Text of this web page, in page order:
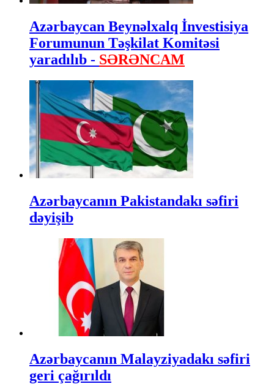
Azərbaycan Beynəlxalq İnvestisiya
Forumunun Təşkilat Komitəsi
yaradılıb - SƏRƏNCAM
Azərbaycanın Pakistandakı səfiri
dəyişib
Azərbaycanın Malayziyadakı səfiri
geri çağırıldı